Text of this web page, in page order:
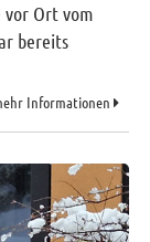
Ort vom
bereits
Informationen